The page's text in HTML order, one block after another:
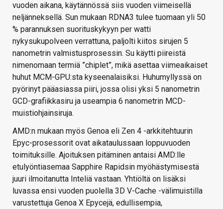
vuoden aikana, käytännössä siis vuoden viimeisellä
neljänneksellä. Sun mukaan RDNA3 tulee tuomaan yli 50
% parannuksen suorituskykyyn per watti
nykysukupolveen verrattuna, paljolti kiitos sirujen 5
nanometrin valmistusprosessin. Su käytti piireistä
nimenomaan termiä ”chiplet”, mikä asettaa viimeaikaiset
huhut MCM-GPU:sta kyseenalaisiksi. Huhumyllyssä on
pyörinyt pääasiassa piiri, jossa olisi yksi 5 nanometrin
GCD-grafiikkasiru ja useampia 6 nanometrin MCD-
muistiohjainsiruja.
AMD:n mukaan myös Genoa eli Zen 4 -arkkitehtuurin
Epyc-prosessorit ovat aikataulussaan loppuvuoden
toimituksille. Ajoituksen pitäminen antaisi AMD:lle
etulyöntiasemaa Sapphire Rapidsin myöhästymisestä
juuri ilmoitanutta Inteliä vastaan. Yhtiöltä on lisäksi
luvassa ensi vuoden puolella 3D V-Cache -välimuistilla
varustettuja Genoa X Epycejä, edullisempia,